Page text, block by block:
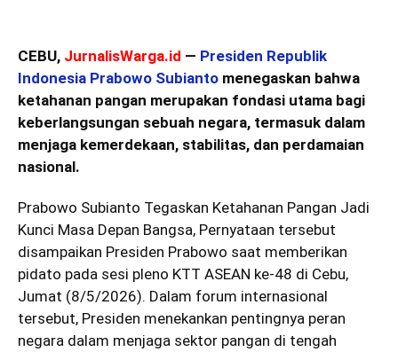
CEBU, JurnalisWarga.id — Presiden Republik
Indonesia Prabowo Subianto menegaskan bahwa
ketahanan pangan merupakan fondasi utama bagi
keberlangsungan sebuah negara, termasuk dalam
menjaga kemerdekaan, stabilitas, dan perdamaian
nasional.
Prabowo Subianto Tegaskan Ketahanan Pangan Jadi
Kunci Masa Depan Bangsa, Pernyataan tersebut
disampaikan Presiden Prabowo saat memberikan
pidato pada sesi pleno KTT ASEAN ke-48 di Cebu,
Jumat (8/5/2026). Dalam forum internasional
tersebut, Presiden menekankan pentingnya peran
negara dalam menjaga sektor pangan di tengah